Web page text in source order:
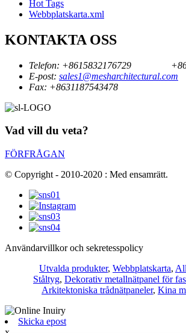
Hot Tags
Webbplatskarta.xml
KONTAKTA OSS
Telefon: +8615832176729
E-post: sales1@mesharchitectural.com
Fax: +8631187543478
Vad vill du veta?
FÖRFRÅGAN
© Copyright - 2010-2020 : Med ensamrätt.
Användarvillkor och sekretesspolicy
Utvalda produkter, Webbplatskarta,
Ståltyg, Dekorativ metallnätpanel för
Arkitektoniska trådnätpaneler, Kina
Skicka epost